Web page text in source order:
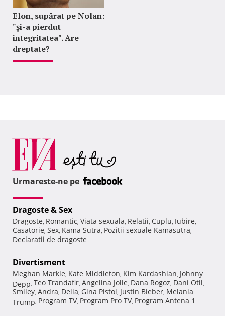
Elon, supărat pe Nolan:
"şi-a pierdut
integritatea". Are
dreptate?
Urmareste-ne pe
Dragoste & Sex
Dragoste, Romantic, Viata sexuala, Relatii, Cuplu, Iubire,
Casatorie, Sex, Kama Sutra, Pozitii sexuale Kamasutra,
Declaratii de dragoste
Divertisment
Meghan Markle, Kate Middleton, Kim Kardashian, Johnny
Depp, Teo Trandafir, Angelina Jolie, Dana Rogoz, Dani Otil,
Smiley, Andra, Delia, Gina Pistol, Justin Bieber, Melania
Trump, Program TV, Program Pro TV, Program Antena 1